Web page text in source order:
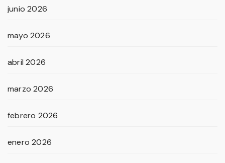
junio 2026
mayo 2026
abril 2026
marzo 2026
febrero 2026
enero 2026